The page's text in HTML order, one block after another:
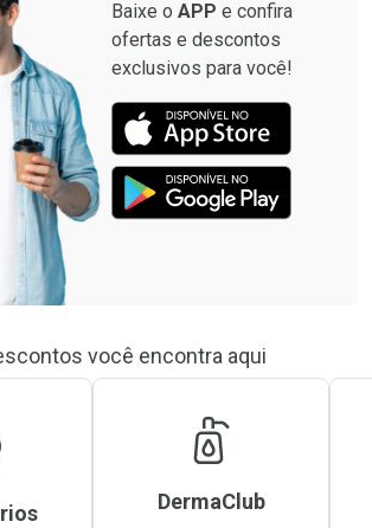
Baixe o APP e confira
ofertas e descontos
exclusivos para você!
você encontra aqui
DermaClub